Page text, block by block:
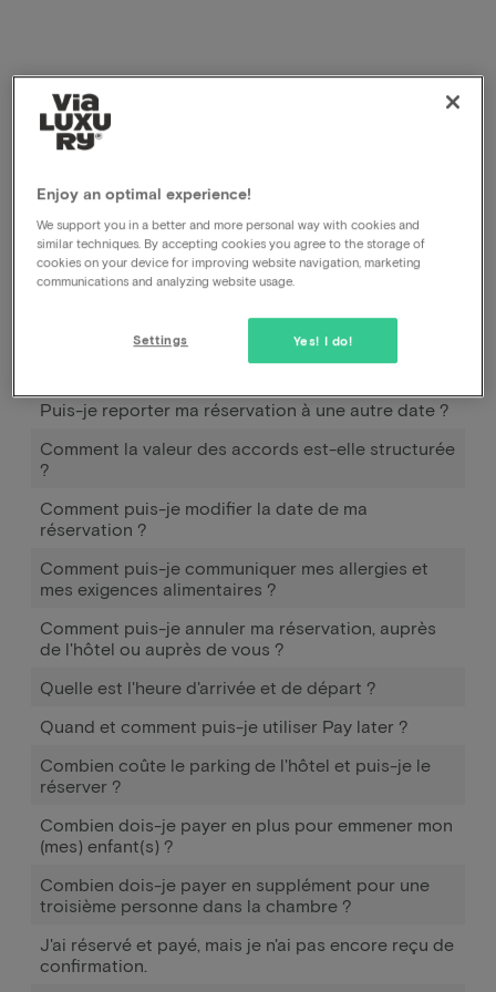
Comment puis-je annuler ma réservation, auprès
de l'hôtel ou auprès de vous ?
Comment puis-je modifier la date de ma
J'ai réservé et payé, mais je n'ai pas encore reçu de
confirmation.
Quelles sont les mesures actuelles de Corona
dans les hôtels et les installations ?
Puis-je reporter ma réservation à une autre date ?
Comment la valeur des accords est-elle structurée
?
Comment puis-je modifier la date de ma
réservation ?
Comment puis-je communiquer mes allergies et
mes exigences alimentaires ?
Comment puis-je annuler ma réservation, auprès
de l'hôtel ou auprès de vous ?
Quelle est l'heure d'arrivée et de départ ?
Quand et comment puis-je utiliser Pay later ?
Combien coûte le parking de l'hôtel et puis-je le
réserver ?
Combien dois-je payer en plus pour emmener mon
(mes) enfant(s) ?
Combien dois-je payer en supplément pour une
troisième personne dans la chambre ?
J'ai réservé et payé, mais je n'ai pas encore reçu de
confirmation.
Enjoy an optimal experience!
We support you in a better and more personal way with cookies and
similar techniques. By accepting cookies you agree to the storage of
cookies on your device for improving website navigation, marketing
communications and analyzing website usage.
Yes! I do!
Settings